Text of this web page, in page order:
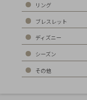
リング
ブレスレット
ディズニー
シーズン
その他
お
気
に
入
り
イ
テ
ム
近